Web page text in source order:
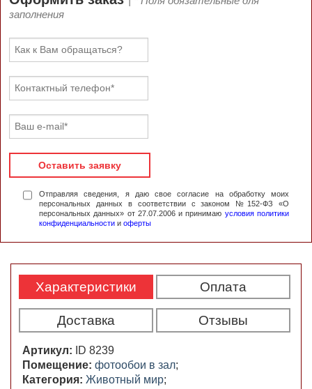
заполнения
Оставить заявку
Отправляя сведения, я даю свое согласие на обработку моих
персональных данных в соответствии с законом №152-ФЗ «О
персональных данных» от 27.07.2006 и принимаю условия политики
конфиденциальности и оферты
Характеристики Оплата
Доставка Отзывы
Артикул:
ID 8239
Помещение: фотообои в зал;
Категория: Животный мир;